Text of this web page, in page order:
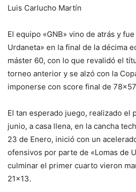
Luis Carlucho Martín
El equipo «GNB» vino de atrás y
Urdaneta» en la final de la décima
máster 60, con lo que revalidó el
torneo anterior y se alzó con la
imponerse con score final de
El tan esperado juego, realizado el
junio, a casa llena, en la cancha
23 de Enero, inició con un
ofensivos por parte de «Lomas de
culminar el primer cuarto vieron
21×13.